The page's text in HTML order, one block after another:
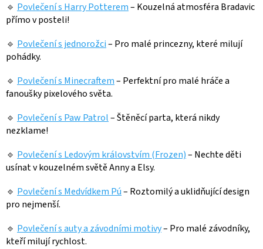
🔹 Povlečení s Harry Potterem– Kouzelná atmosféra Bradavic
přímo v posteli!
🔹 Povlečení s jednorožci– Pro malé princezny, které milují
pohádky.
🔹 Povlečení s Minecraftem– Perfektní pro malé hráče a
fanoušky pixelového světa.
🔹 Povlečení s Paw Patrol– Štěněcí parta, která nikdy
nezklame!
🔹 Povlečení s Ledovým královstvím (Frozen)– Nechte děti
usínat v kouzelném světě Anny a Elsy.
🔹 Povlečení s Medvídkem Pú– Roztomilý a uklidňující design
pro nejmenší.
🔹 Povlečení s auty a závodními motivy– Pro malé závodníky,
kteří milují rychlost.